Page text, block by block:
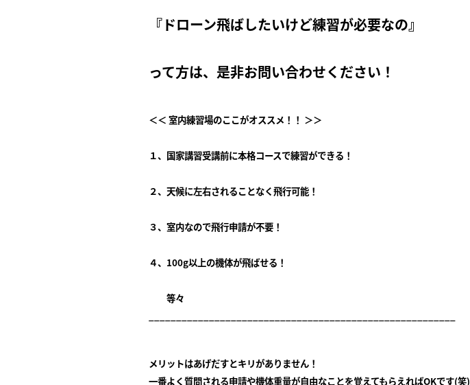
『ドローン飛ばしたいけど練習が必要なの』
って方は、是非お問い合わせください！
＜＜ 室内練習場のここがオススメ！！ ＞＞
１、国家講習受講前に本格コースで練習ができる！
２、天候に左右されることなく飛行可能！
３、室内なので飛行申請が不要！
４、100g以上の機体が飛ばせる！
等々
メリットはあげだすとキリがありません！
一番よく質問される申請や機体重量が自由なことを覚えてもらえればOKです(笑)